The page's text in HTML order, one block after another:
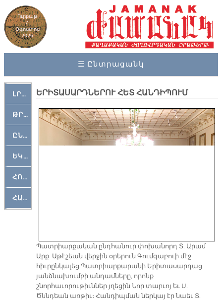
Ուրբաթ
7,
Օգոստոս
2026
☰ Ընտրացանկ
ԼՐԱՀՈՍ
ԹՐՔԱՀԱՅ ԿԵԱՆՔ
ԸՆԿԵՐԱՄՇԱԿՈՒԹԱՅԻՆ
ԵԿԵՂԵՑԱԿԱՆ
ՀՈԳԵՄՏԱՒՈՐ
ՀԱՐԹԱԿ
ԵՐԻՏԱՍԱՐԴՆԵՐՈՒ ՀԵՏ ՀԱՆԴԻՊՈՒՄ
Պատրիարքական ընդհանուր փոխանորդ Տ. Արամ
Արք. Աթէշեան վերջին օրերուն Գումգաբուի մէջ
հիւրընկալեց Պատրիարքարանի Երիտասարդաց
յանձնախումբի անդամները, որոնք
շնորհաւորութիւններ յղեցին Նոր տարւոյ եւ Ս.
Ծննդեան առթիւ։ Հանդիպման ներկայ էր նաեւ Տ.